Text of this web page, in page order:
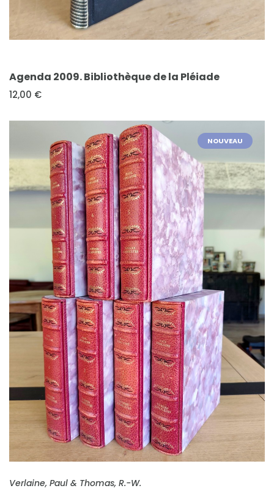
Agenda 2009. Bibliothèque de la Pléiade
12,00 €
NOUVEAU
FICHE COMPLÈTE
Verlaine, Paul & Thomas, R.-W.